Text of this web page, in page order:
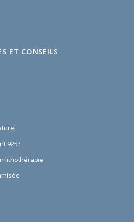
ET CONSEILS
925?
lithothérapie